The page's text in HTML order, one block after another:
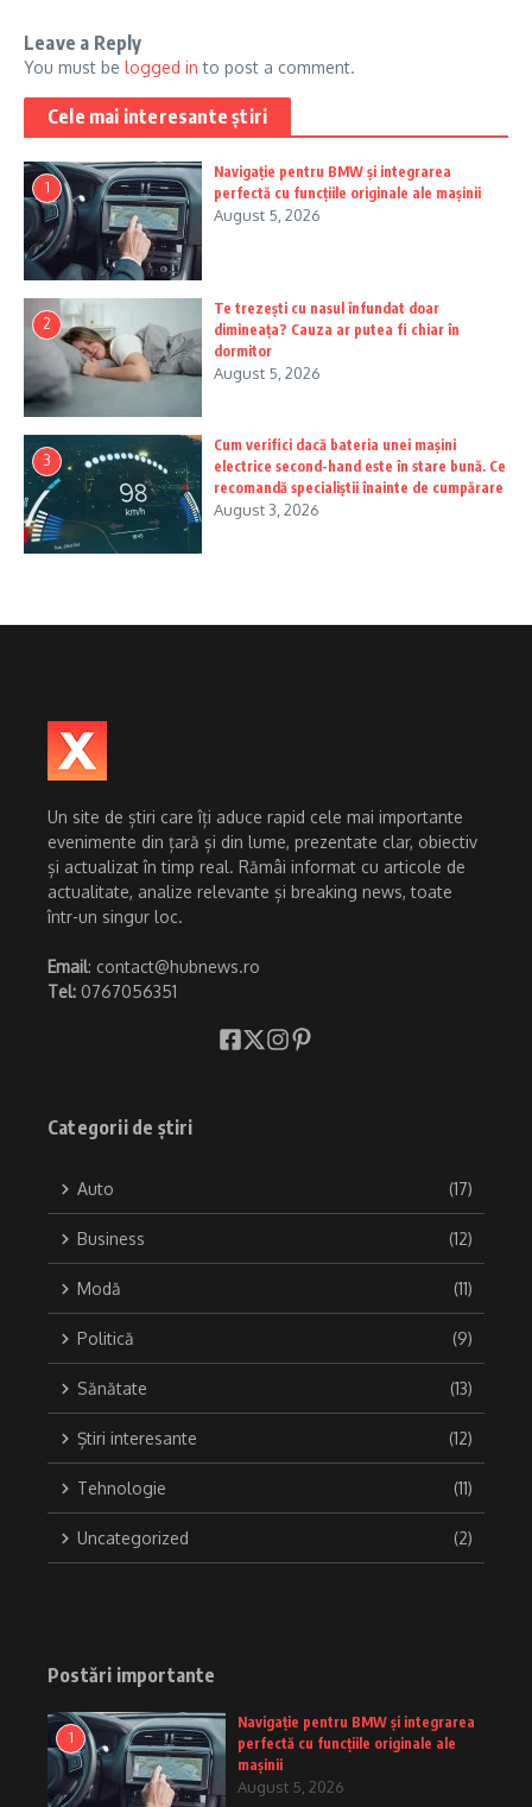
Leave a Reply
You must be logged in to post a comment.
Cele mai interesante știri
1
Navigație pentru BMW și integrarea
perfectă cu funcțiile originale ale mașinii
August 5, 2026
2
Te trezești cu nasul înfundat doar
dimineața? Cauza ar putea fi chiar în
dormitor
August 5, 2026
3
Cum verifici dacă bateria unei mașini
electrice second-hand este în stare bună. Ce
recomandă specialiștii înainte de cumpărare
August 3, 2026
Un site de știri care îți aduce rapid cele mai importante
evenimente din țară și din lume, prezentate clar, obiectiv
și actualizat în timp real. Rămâi informat cu articole de
actualitate, analize relevante și breaking news, toate
într-un singur loc.
Email: contact@hubnews.ro
Tel: 0767056351
Categorii de știri
Auto (17)
Business (12)
Modă (11)
Politică (9)
Sănătate (13)
Știri interesante (12)
Tehnologie (11)
Uncategorized (2)
Postări importante
1
Navigație pentru BMW și integrarea
perfectă cu funcțiile originale ale
mașinii
August 5, 2026